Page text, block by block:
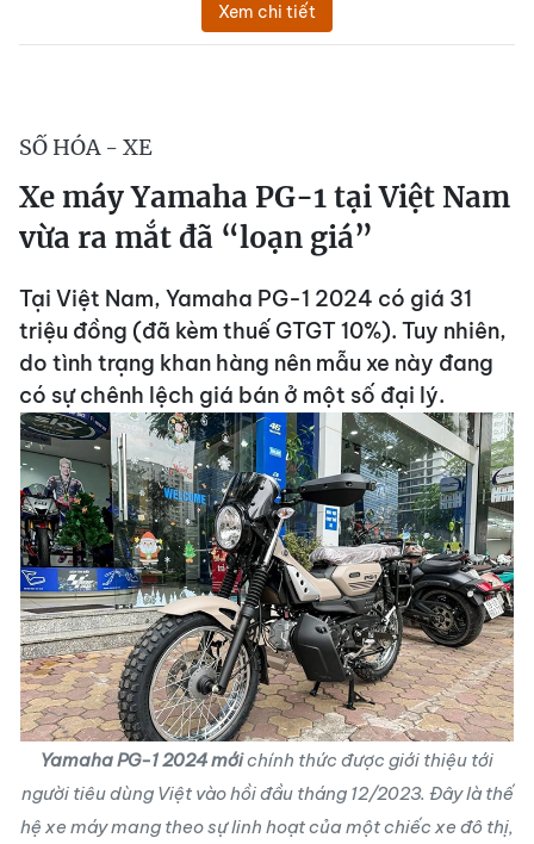
Xem chi tiết
SỐ HÓA - XE
Xe máy Yamaha PG-1 tại Việt Nam
vừa ra mắt đã “loạn giá”
Tại Việt Nam, Yamaha PG-1 2024 có giá 31
triệu đồng (đã kèm thuế GTGT 10%). Tuy nhiên,
do tình trạng khan hàng nên mẫu xe này đang
có sự chênh lệch giá bán ở một số đại lý.
Yamaha PG-1 2024 mớichính thức được giới thiệu tới
người tiêu dùng Việt vào hồi đầu tháng 12/2023. Đây là thế
hệ xe máy mang theo sự linh hoạt của một chiếc xe đô thị,